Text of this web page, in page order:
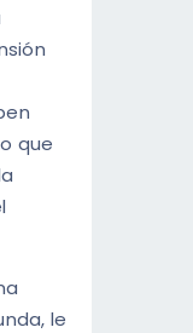
que
le